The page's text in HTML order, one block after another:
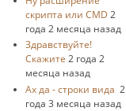
скрипта или CMD 2
года 2 месяца назад
Здравствуйте!
Скажите 2 года 2
месяца назад
Ах да - строки вида 2
года 3 месяца назад